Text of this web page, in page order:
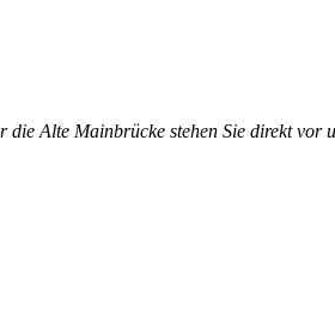
Alte Mainbrücke stehen Sie direkt vor